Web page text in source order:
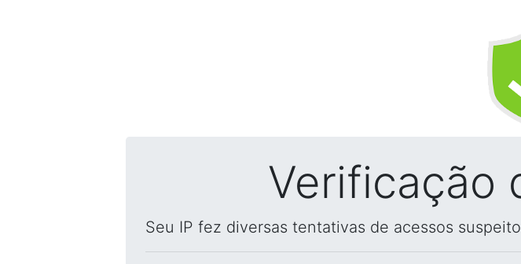
Verificação
Seu IP fez diversas tentativas de acessos